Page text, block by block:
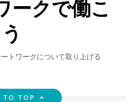
ークで働こ
う
トワークについて取り上げる
TO TOP